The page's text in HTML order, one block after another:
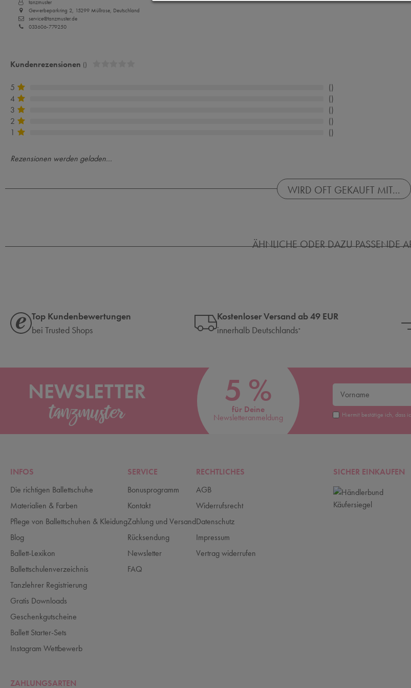
tanzmuster
Gewerbeparkring 2, 15299 Müllrose, Deutschland
service@tanzmuster.de
033606-779250
Kundenrezensionen ()
5
4
3
2
1
Rezensionen werden geladen...
WIRD OFT GEKAUFT MIT...
ÄHNLICHE ODER DAZU PASSENDE
Top Kundenbewertungen
bei Trusted Shops
Kostenloser Versand ab 49 EUR
innerhalb Deutschlands*
NEWSLETTER 5 %
für Deine
Newsletteranmeldung Hiermit bestätige ich, dass
INFOS
Die richtigen Ballettschuhe
Materialien & Farben
Pflege von Ballettschuhen & Kleidung
Blog
Ballett-Lexikon
Ballettschulenverzeichnis
Tanzlehrer Registrierung
Gratis Downloads
Geschenkgutscheine
Ballett Starter-Sets
Instagram Wettbewerb
SERVICE
Bonusprogramm
Kontakt
Zahlung und Versand
Rücksendung
Newsletter
FAQ
RECHTLICHES
AGB
Widerrufsrecht
Datenschutz
Impressum
Vertrag widerrufen
SICHER EINKAUFEN
ZAHLUNGSARTEN